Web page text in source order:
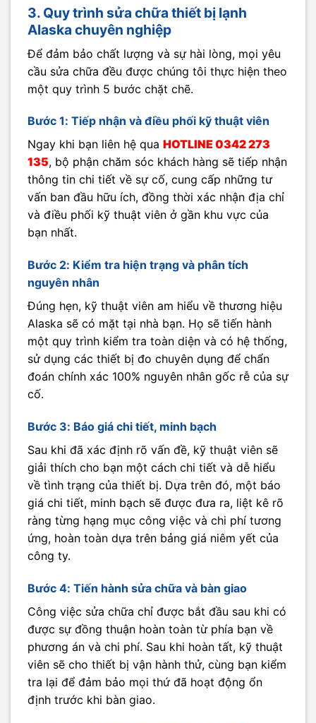
3. Quy trình sửa chữa thiết bị lạnh
Alaska chuyên nghiệp
Để đảm bảo chất lượng và sự hài lòng, mọi yêu
cầu sửa chữa đều được chúng tôi thực hiện theo
một quy trình 5 bước chặt chẽ.
Bước 1: Tiếp nhận và điều phối kỹ thuật viên
Ngay khi bạn liên hệ qua HOTLINE0342 273
135, bộ phận chăm sóc khách hàng sẽ tiếp nhận
thông tin chi tiết về sự cố, cung cấp những tư
vấn ban đầu hữu ích, đồng thời xác nhận địa chỉ
và điều phối kỹ thuật viên ở gần khu vực của
bạn nhất.
Bước 2: Kiểm tra hiện trạng và phân tích
nguyên nhân
Đúng hẹn, kỹ thuật viên am hiểu về thương hiệu
Alaska sẽ có mặt tại nhà bạn. Họ sẽ tiến hành
một quy trình kiểm tra toàn diện và có hệ thống,
sử dụng các thiết bị đo chuyên dụng để chẩn
đoán chính xác 100% nguyên nhân gốc rễ của sự
cố.
Bước 3: Báo giá chi tiết, minh bạch
Sau khi đã xác định rõ vấn đề, kỹ thuật viên sẽ
giải thích cho bạn một cách chi tiết và dễ hiểu
về tình trạng của thiết bị. Dựa trên đó, một báo
giá chi tiết, minh bạch sẽ được đưa ra, liệt kê rõ
ràng từng hạng mục công việc và chi phí tương
ứng, hoàn toàn dựa trên bảng giá niêm yết của
công ty.
Bước 4: Tiến hành sửa chữa và bàn giao
Công việc sửa chữa chỉ được bắt đầu sau khi có
được sự đồng thuận hoàn toàn từ phía bạn về
phương án và chi phí. Sau khi hoàn tất, kỹ thuật
viên sẽ cho thiết bị vận hành thử, cùng bạn kiểm
tra lại để đảm bảo mọi thứ đã hoạt động ổn
định trước khi bàn giao.